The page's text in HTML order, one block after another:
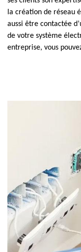
la création de réseau
aussi être contactée
de votre système
entreprise, vous